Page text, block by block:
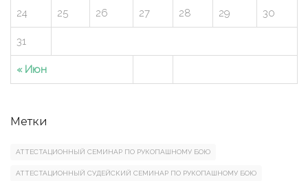
« Июн
24 25 26 27 28 29 30
31
Метки
АТТЕСТАЦИОННЫЙ СЕМИНАР ПО РУКОПАШНОМУ БОЮ
АТТЕСТАЦИОННЫЙ СУДЕЙСКИЙ СЕМИНАР ПО РУКОПАШНОМУ БОЮ